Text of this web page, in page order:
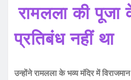
रामलला की पूजा
प्रतिबंध नहीं था
उन्होंने रामलला के भव्य मंदिर में